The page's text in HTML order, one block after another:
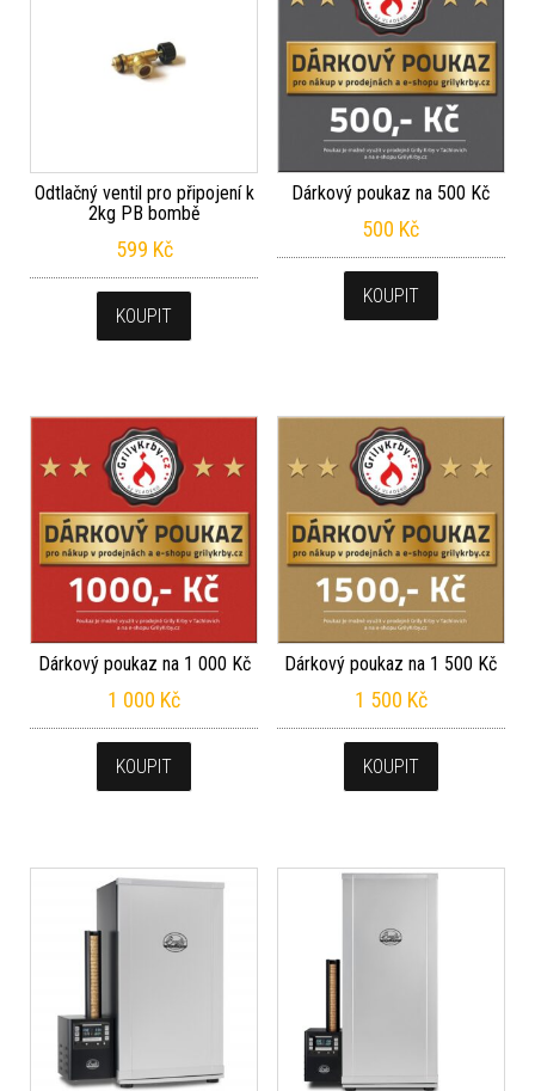
Odtlačný ventil pro připojení k
2kg PB bombě
599 Kč
KOUPIT
Dárkový poukaz na 500 Kč
500 Kč
KOUPIT
Dárkový poukaz na 1 000 Kč
1 000 Kč
KOUPIT
Dárkový poukaz na 1 500 Kč
1 500 Kč
KOUPIT